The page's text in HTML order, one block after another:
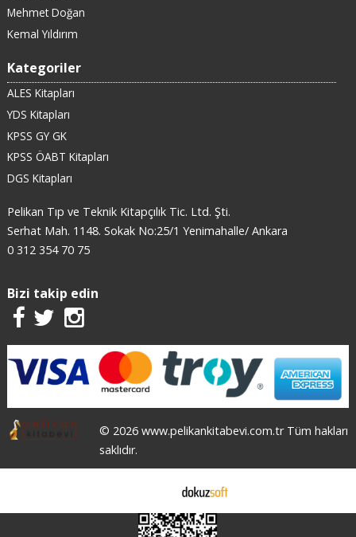
Mehmet Doğan
Kemal Yıldırım
Kategoriler
ALES Kitapları
YDS Kitapları
KPSS GY GK
KPSS ÖABT Kitapları
DGS Kitapları
Pelikan Tıp ve Teknik Kitapçılık Tic. Ltd. Şti.
Serhat Mah. 1148. Sokak No:25/1 Yenimahalle/ Ankara
0 312 354 70 75
Bizi takip edin
© 2026 www.pelikankitabevi.com.tr Tüm hakları
saklıdır.